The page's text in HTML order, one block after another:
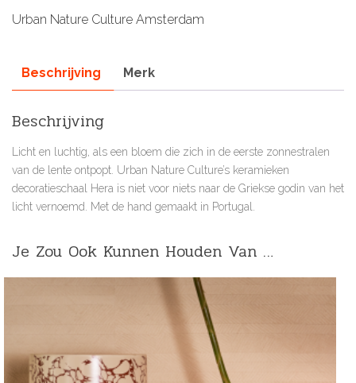
Urban Nature Culture Amsterdam
Beschrijving Merk
Beschrijving
Licht en luchtig, als een bloem die zich in de eerste zonnestralen
van de lente ontpopt. Urban Nature Culture’s keramieken
decoratieschaal Hera is niet voor niets naar de Griekse godin van het
licht vernoemd. Met de hand gemaakt in Portugal.
Je Zou Ook Kunnen Houden Van …